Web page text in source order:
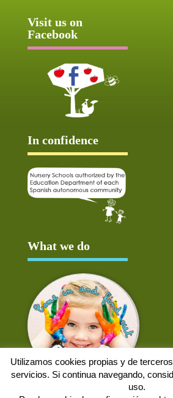
Visit us on
Facebook
In confidence
What we do
Utilizamos cookies propias y de
servicios. Si continua navegando,
uso.